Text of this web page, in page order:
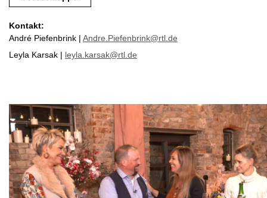
Kontakt:
André Piefenbrink | Andre.Piefenbrink@rtl.de
Leyla Karsak | leyla.karsak@rtl.de